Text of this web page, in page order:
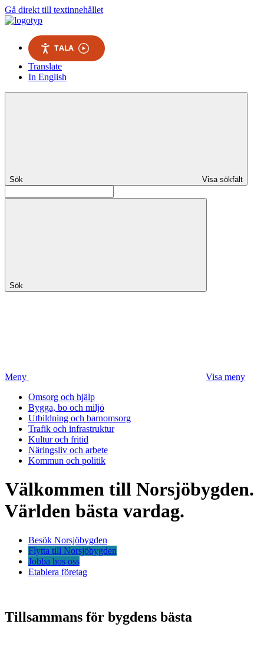
Gå direkt till textinnehållet
TALA
Translate
In English
Sök Visa sökfält
Sök
Meny
Visa meny
Omsorg och hjälp
Bygga, bo och miljö
Utbildning och barnomsorg
Trafik och infrastruktur
Kultur och fritid
Näringsliv och arbete
Kommun och politik
Välkommen till Norsjöbygden.
Världen bästa vardag.
Besök Norsjöbygden
Flytta till Norsjöbygden
Jobba hos oss
Etablera företag
Tillsammans för bygdens bästa